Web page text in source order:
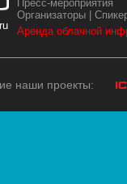
Пресс-мероприятия
Организаторы |
Аренда облачной
наши проекты: